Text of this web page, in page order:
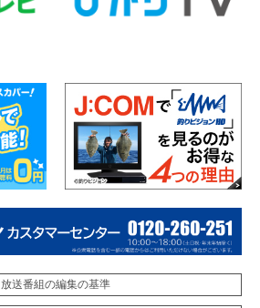
放送番組の編集の基準